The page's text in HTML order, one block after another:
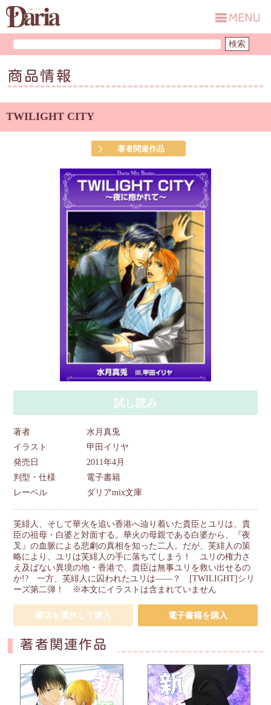
商品情報
TWILIGHT CITY
著者関連作品
試し読み
著者
水月真兎
イラスト
甲田イリヤ
発売日
2011年4月
判型・仕様
電子書籍
レーベル
ダリアmix文庫
芙緋人、そして華火を追い香港へ辿り着いた貴臣とユリは、貴
臣の祖母・白婆と対面する。華火の母親である白婆から、『夜
叉』の血脈による悲劇の真相を知った二人。だが、芙緋人の策
略により、ユリは芙緋人の手に落ちてしまう！ ユリの権力さ
え及ばない異境の地・香港で、貴臣は無事ユリを救い出せるの
か!? 一方、芙緋人に囚われたユリは――？ [TWILIGHT]シリ
ーズ第二弾！ ※本文にイラストは含まれていません
書店を選択して購入 電子書籍を購入
著者関連作品